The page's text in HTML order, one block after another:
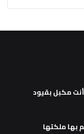
مكبل بقيود
بها ملكتها